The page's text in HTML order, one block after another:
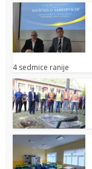
4 sedmice ranije